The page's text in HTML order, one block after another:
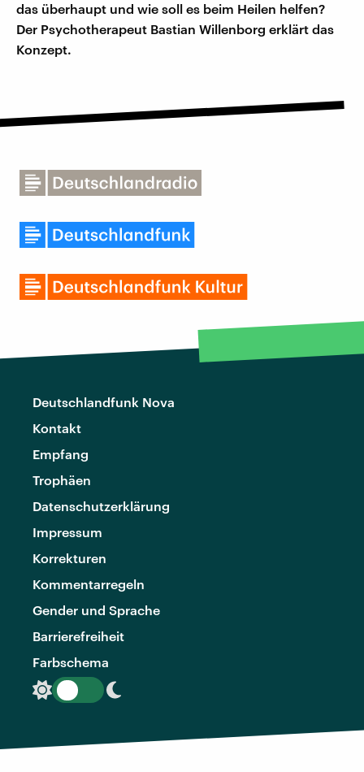
das überhaupt und wie soll es beim Heilen helfen?
Der Psychotherapeut Bastian Willenborg erklärt das
Konzept.
Deutschlandfunk Nova
Kontakt
Empfang
Trophäen
Datenschutzerklärung
Impressum
Korrekturen
Kommentarregeln
Gender und Sprache
Barrierefreiheit
Farbschema